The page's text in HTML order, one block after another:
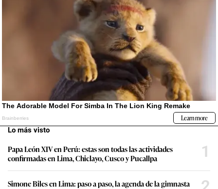
Lo más visto
Papa León XIV en Perú: estas son todas las actividades
confirmadas en Lima, Chiclayo, Cusco y Pucallpa
1
Simone Biles en Lima: paso a paso, la agenda de la gimnasta